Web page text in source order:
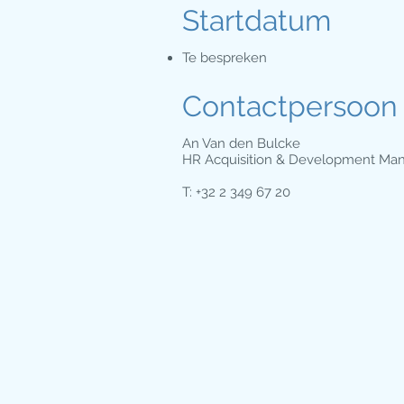
Startdatum
Te bespreken
Contactpersoon
An Van den Bulcke
HR Acquisition & Development
T: +32 2 349 67 20